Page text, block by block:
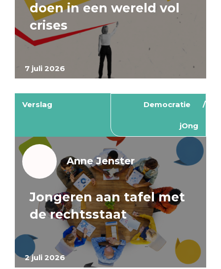
7 juli 2026
doen in een wereld vol
crises
Verslag Democratie
jOng
2 juli 2026
Anne Jenster
Jongeren aan tafel met
de rechtsstaat